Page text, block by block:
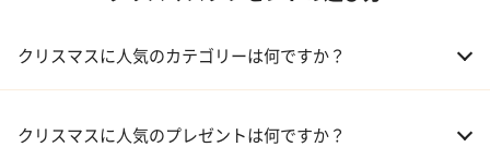
クリスマスに人気のカテゴリーは何ですか？
クリスマスに人気のプレゼントは何ですか？